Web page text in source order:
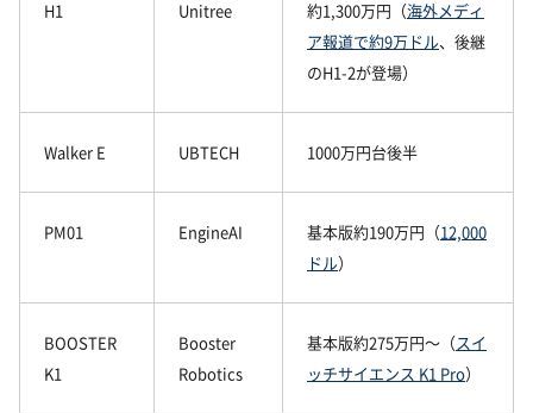
H1 Unitree 約1,300万円（海外メディ
ア報道で約9万ドル、後継
のH1-2が登場）
Walker E UBTECH 1000万円台後半
PM01 EngineAI 基本版約190万円（12,000
ドル）
BOOSTER
K1
Booster
Robotics
基本版約275万円〜（スイ
ッチサイエンス K1 Pro）